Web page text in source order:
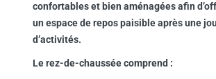
confortables et bien aménagées afin
un espace de repos paisible après une
d’activités.
Le rez-de-chaussée comprend :